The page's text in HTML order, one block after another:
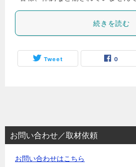
続きを読む
Tweet 0
お問い合わせ／取材依頼
お問い合わせはこちら